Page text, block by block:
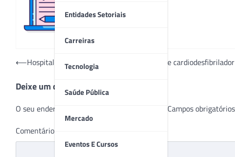
Entidades Setoriais
Carreiras
Tecnologia
Saúde Pública
Mercado
Eventos E Cursos
Navegação
Post
⟵Hospital Santa Catarina realiza implante de
Deixe um comentário
O seu endereço de e-mail não será publicado. Campos
Comentário